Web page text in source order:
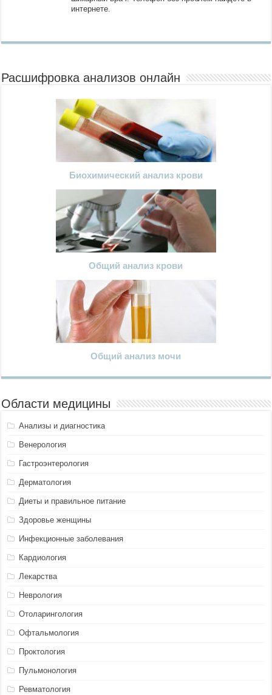
интернете.
Расшифровка анализов онлайн
Биохимический анализ крови
Общий анализ крови
Общий анализ мочи
Области медицины
Анализы и диагностика
Венерология
Гастроэнтерология
Дерматология
Диеты и правильное питание
Здоровье женщины
Инфекционные заболевания
Кардиология
Лекарства
Неврология
Отоларингология
Офтальмология
Проктология
Пульмонология
Ревматология